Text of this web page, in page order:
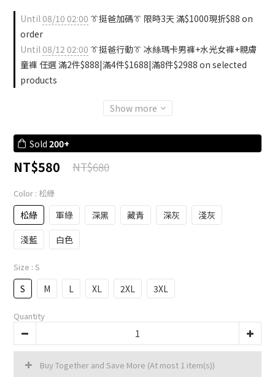
Until08/10 02:00 👔挺爸加碼👔 限時3天 滿$1000現折$88 on
order
Until08/12 02:00 👔挺爸行動👔 冰絲瑪卡男褲+水光女褲+親膚
童褲 任選 滿2件$888|滿4件$1688|滿8件$2988 on selected
products
Show more
Sold 200+
NT$580 NT$680
Color : 松綠
松綠 軍綠 深黑 藏青 深灰
淺灰
淺藍
白色
Size : S
S M L XL 2XL 3XL
Quantity
Buy Together and Save More (At most 1 item(s))